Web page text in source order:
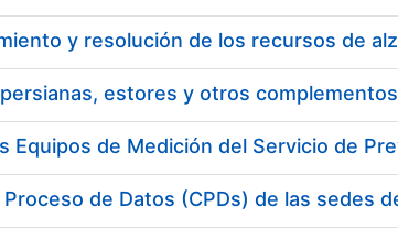
estores y otros complementos